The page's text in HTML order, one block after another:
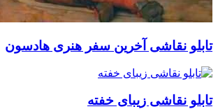
آخرین سفر هنری هادسون
زیبای خفته